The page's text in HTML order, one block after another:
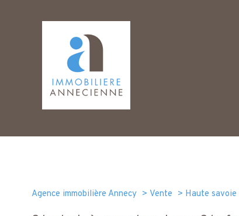
Agence immobilière Annecy Vente Haute savoie